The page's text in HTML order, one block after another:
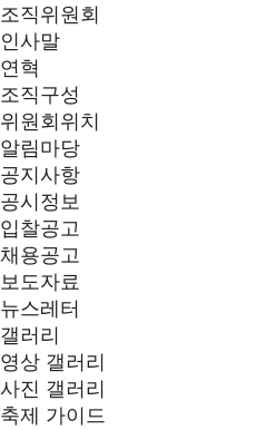
조직위원회
인사말
연혁
조직구성
위원회위치
알림마당
공지사항
공시정보
입찰공고
채용공고
보도자료
뉴스레터
갤러리
영상 갤러리
사진 갤러리
축제 가이드